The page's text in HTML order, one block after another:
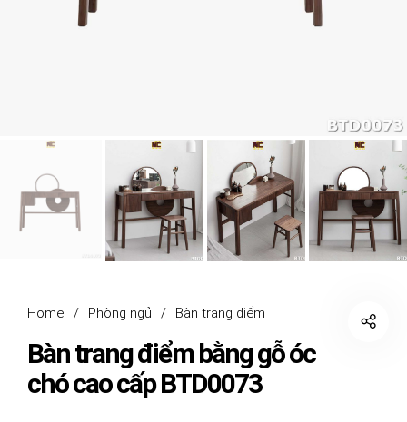
Home / Phòng ngủ / Bàn trang điểm
Bàn trang điểm bằng gỗ óc
chó cao cấp BTD0073